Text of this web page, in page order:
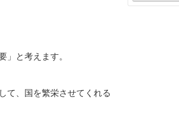
と考えます。
て、国を繁栄させてくれる